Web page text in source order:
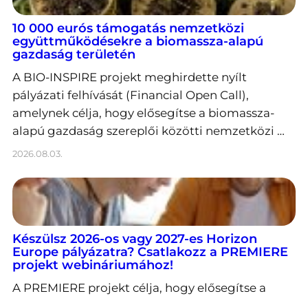
10 000 eurós támogatás nemzetközi
együttműködésekre a biomassza-alapú
gazdaság területén
A BIO-INSPIRE projekt meghirdette nyílt
pályázati felhívását (Financial Open Call),
amelynek célja, hogy elősegítse a biomassza-
alapú gazdaság szereplői közötti nemzetközi …
2026.08.03.
Készülsz 2026-os vagy 2027-es Horizon
Europe pályázatra? Csatlakozz a PREMIERE
projekt webináriumához!
A PREMIERE projekt célja, hogy elősegítse a